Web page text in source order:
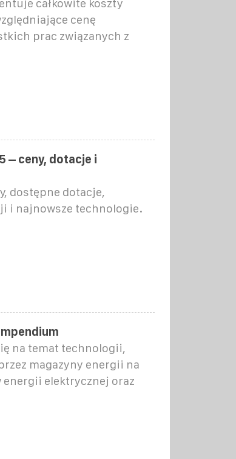
całkowite koszty
cenę
prac związanych z
– ceny, dotacje i
dostępne dotacje,
i najnowsze technologie.
na temat technologii,
magazyny energii na
energii elektrycznej oraz